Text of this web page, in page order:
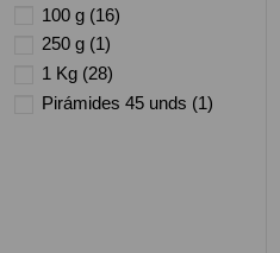
100 g (16)
250 g (1)
1 Kg (28)
Pirámides 45 unds (1)